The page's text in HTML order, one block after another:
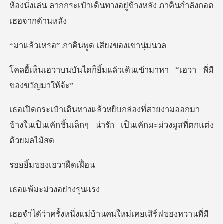
ห้องนั่งเล่น ลากกระเป๋าเดินทา
ภาคินพูด เสีย
ยิ้มแล้วเดินเข้ามาหา “เ
ยงามออกมา
ข้างในเป็นเค้กชิ้นเล็กๆ น่ารั
ของเอวา
ะม่วงอย
์ฟของหวานที่มี